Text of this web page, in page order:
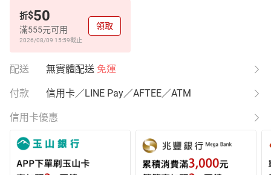
折$50
滿555元可用
2026/08/09 15:59截止
領取
配送 無實體配送 免運
付款 信用卡／LINE Pay／AFTEE／ATM
信用卡優惠